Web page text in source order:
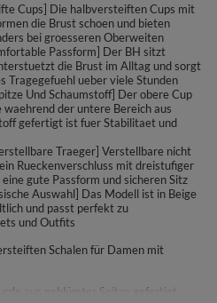
Cups] Die halbversteiften Cups mit
die Brust schoen und bieten
bei groesseren Oberweiten
Passform] Der BH sitzt
die Brust im Alltag und sorgt
Tragegefuehl ueber viele Stunden
Und Schaumstoff] Der obere Cup
der untere Bereich aus
gefertigt ist fuer Stabilitaet und
Traeger] Verstellbare nicht
Rueckenverschluss mit dreistufiger
gute Passform und sicheren Sitz
Auswahl] Das Modell ist in Beige
und passt perfekt zu
und Outfits
Schalen für Damen mit
aus geblümter Spitze gefertigt